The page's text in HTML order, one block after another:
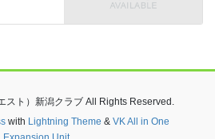
スト）新潟クラブ All Rights Reserved.
with Lightning Theme & VK All in One